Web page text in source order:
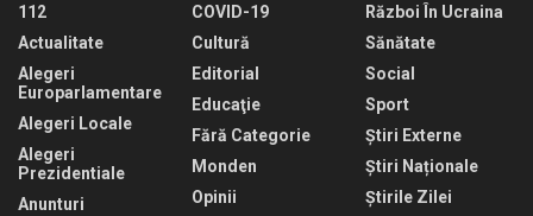
112
Actualitate
Alegeri
Europarlamentare
Alegeri Locale
Alegeri
Prezidentiale
Anunturi
COVID-19
Cultură
Editorial
Educaţie
Fără Categorie
Monden
Opinii
Război În Ucraina
Sănătate
Social
Sport
Știri Externe
Știri Naționale
Știrile Zilei